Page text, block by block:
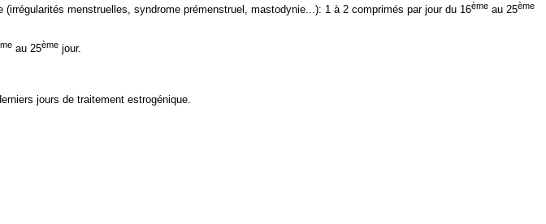
menstruelles, syndrome prémenstruel, mastodynie...): 1 à 2 comprimés par jour du 16èmeau 25ème
au 25èmejour.
jours de traitement estrogénique.